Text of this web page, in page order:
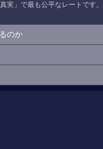
実」で最も公平なレートです。
のか